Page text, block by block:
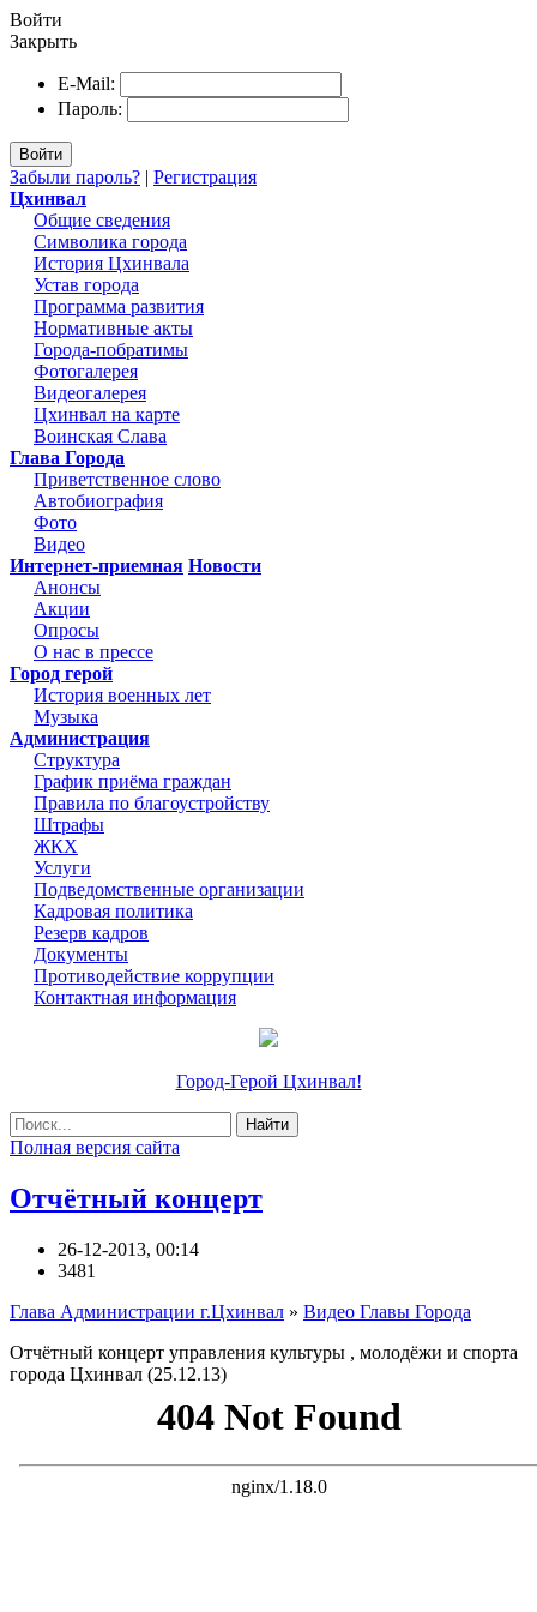
Войти
Закрыть
E-Mail:
Пароль:
Войти
Забыли пароль? | Регистрация
Цхинвал
Общие сведения
Символика города
История Цхинвала
Устав города
Программа развития
Нормативные акты
Города-побратимы
Фотогалерея
Видеогалерея
Цхинвал на карте
Воинская Слава
Глава Города
Приветственное слово
Автобиография
Фото
Видео
Интернет-приемная Новости
Анонсы
Акции
Опросы
О нас в прессе
Город герой
История военных лет
Музыка
Администрация
Структура
График приёма граждан
Правила по благоустройству
Штрафы
ЖКХ
Услуги
Подведомственные организации
Кадровая политика
Резерв кадров
Документы
Противодействие коррупции
Контактная информация
Город-Герой Цхинвал!
Найти
Полная версия сайта
Отчётный концерт
26-12-2013, 00:14
3481
Глава Администрации г.Цхинвал » Видео Главы Города
Отчётный концерт управления культуры , молодёжи и спорта
города Цхинвал (25.12.13)